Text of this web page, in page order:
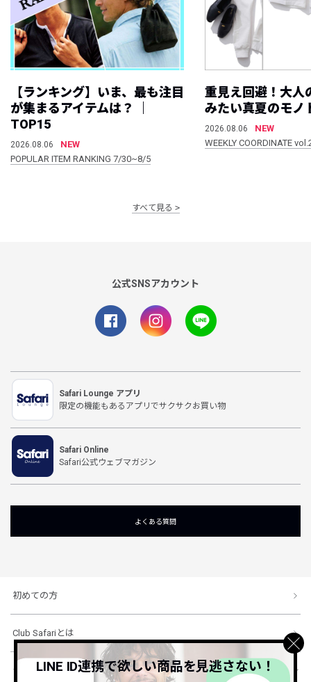
【ランキング】いま、最も注目
が集まるアイテムは？ ｜
TOP15
2026.08.06
NEW
POPULAR ITEM RANKING 7/30~8/5
重見え回避！大人
みたい真夏のモノ
2026.08.06
NEW
WEEKLY COORDINATE
すべて見る
公式SNSアカウント
Safari Lounge アプリ
限定の機能もあるアプリでサクサクお買い物
Safari Online
Safari公式ウェブマガジン
よくある質問
初めての方
Club Safariとは
ショッピングガイド
LINE ID連携で欲しい商品を見逃さない！